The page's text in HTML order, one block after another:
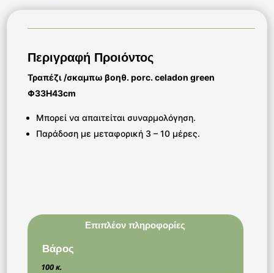
Περιγραφή Προιόντος
Τραπέζι /σκαμπω βοηθ. porc. celadon green
Φ33Η43cm
Μπορεί να απαιτείται συναρμολόγηση.
Παράδοση με μεταφορική 3 – 10 μέρες.
Επιπλέον πληροφορίες
Βάρος
100 κ.